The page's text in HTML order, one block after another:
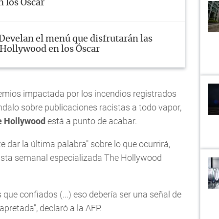
los Óscar
el menú que disfrutarán las
en los Óscar
impactada por los incendios registrados
sobre publicaciones racistas a todo vapor,
Hollywoodestá a punto de acabar.
dar la última palabra" sobre lo que ocurrirá,
semanal especializada The Hollywood
confiados (...) eso debería ser una señal de
declaró a la AFP.